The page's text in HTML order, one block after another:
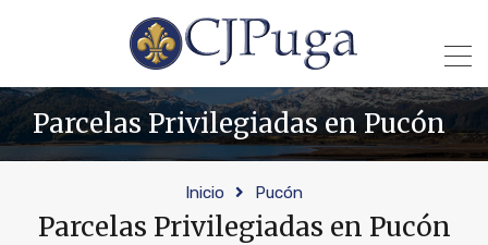
Parcelas Privilegiadas en Pucón
Inicio Pucón
Parcelas Privilegiadas en Pucón